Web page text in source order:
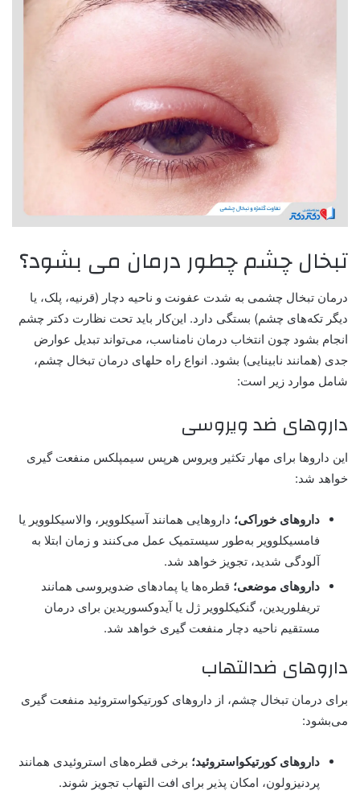
تبخال چشم چطور درمان می بشود؟
درمان تبخال چشمی به شدت عفونت و ناحیه دچار (قرنیه، پلک، یا
دیگر تکه‌های چشم) بستگی دارد. این‌کار باید تحت نظارت دکتر چشم
انجام بشود چون انتخاب درمان نامناسب، می‌تواند تبدیل عوارض
جدی (همانند نابینایی) بشود. انواع راه حلهای درمان تبخال چشم،
شامل موارد زیر است:
داروهای ضد ویروسی
این داروها برای مهار تکثیر ویروس هرپس سیمپلکس منفعت گیری
خواهد شد:
داروهای خوراکی؛ داروهایی همانند آسیکلوویر، والاسیکلوویر یا
فامسیکلوویر به‌طور سیستمیک عمل می‌کنند و زمان ابتلا به
آلودگی شدید، تجویز خواهد شد.
داروهای موضعی؛ قطره‌ها یا پمادهای ضدویروسی همانند
تریفلوریدین، گنکیکلوویر ژل یا آیدوکسوریدین برای درمان
مستقیم ناحیه دچار منفعت گیری خواهد شد.
داروهای ضدالتهاب
برای درمان تبخال چشم، از داروهای کورتیکواستروئید منفعت گیری
می‌بشود:
داروهای کورتیکواستروئید؛ برخی قطره‌های استروئیدی همانند
پردنیزولون، امکان پذیر برای افت التهاب تجویز شوند.